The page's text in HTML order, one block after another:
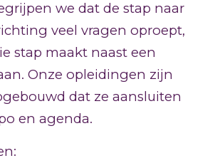
we dat de stap naar
veel vragen oproept,
stap maakt naast een
Onze opleidingen zijn
dat ze aansluiten
en agenda.